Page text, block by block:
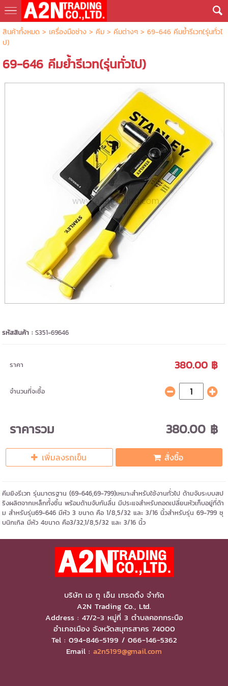
สินค้าทั้งหมด > เครื่องมือช่าง> คีม> คีมต่างๆ> 69-646 คีมย้ำรีเวท(รุ่นทั่วไ
ป)
69-646 คีมย้ำรีเวท(รุ่นทั่วไป)
รหัสสินค้า :S351-69646
ราคา 380.00 ฿
จำนวนที่จะซื้อ
ราคารวม 380.00 ฿
เพิ่มลงรถเข็น สั่งซื้อ
คีมยิงรีเวท รุ่นมาตรฐาน (69-646,69-799)เหมาะสำหรับใช้งานทั่วไป ด้ามจับระบบสป
ริงผลิตจากเหล็กทั้งชิ้น พร้อมด้ามจับกันลื่น มีประแจสำหรับถอดเปลี่ยนหัวเก็บอยู่ที่ด้า
ม สำหรับรุ่น69-646 มีหัว 3 ขนาด คือ 1/8,5/32 และ 3/16 นิ้วสำหรับรุ่น 69-799 ชุ
บนิกเกิล มีหัว 4ขนาด คือ3/32,1/8,5/32 และ 3/16 นิ้ว
บริษัท เอ ทู เอ็น เทรดดิ้ง จำกัด
A2N Trading Co., Ltd.
Address : 47/2-3 หมู่ที่ 3 ตำบลคอกกระบือ
อำเภอเมือง จังหวัดสมุทรสาคร 74000
Tel : 094-846-5199 / 066-146-5362
Email : a2n5199@gmail.com